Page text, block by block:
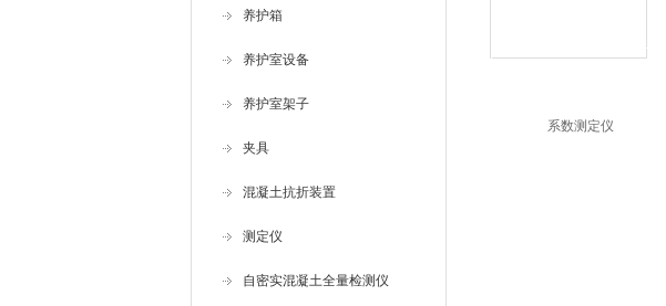
养护箱
养护室设备
养护室架子
夹具
混凝土抗折装置
测定仪
自密实混凝土全量检测仪